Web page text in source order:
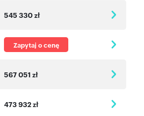
545 330 zł
Zapytaj o cenę
567 051 zł
473 932 zł